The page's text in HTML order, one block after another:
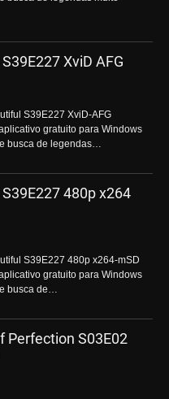
XviD AFG
S39E227 XviD-AFG
gratuito para Windows
busca de legendas…
480p x264
S39E227 480p x264-mSD
gratuito para Windows
busca de…
Perfection S03E02